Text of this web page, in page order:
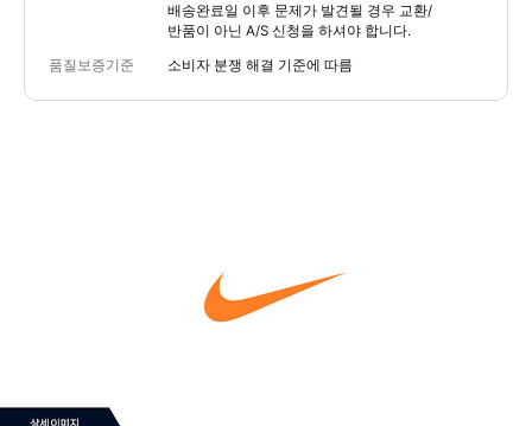
배송완료일 이후 문제가 발견될 경우 교환/
반품이 아닌 A/S 신청을 하셔야 합니다.
품질보증기준 소비자 분쟁 해결 기준에 따름